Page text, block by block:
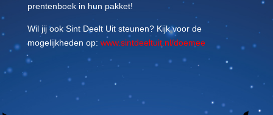
prentenboek in hun pakket!
Wil jij ook Sint Deelt Uit steunen? Kijk voor de
mogelijkheden op: www.sintdeeltuit.nl/doemee